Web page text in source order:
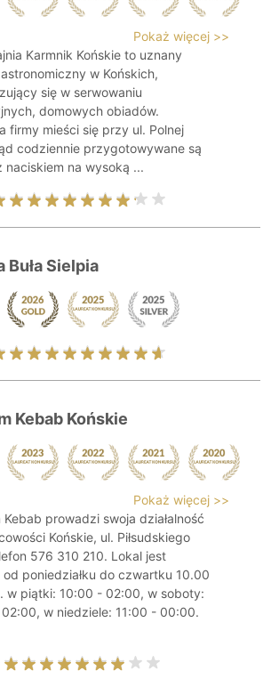
Pokaż więcej >>
Karmnik Końskie to uznany
w Końskich,
się w serwowaniu
domowych obiadów.
firmy mieści się przy ul. Polnej
codziennie przygotowywane są
naciskiem na wysoką ...
Buła Sielpia
Kebab Końskie
Pokaż więcej >>
Kebab prowadzi swoja działalność
Końskie, ul. Piłsudskiego
576 310 210. Lokal jest
poniedziałku do czwartku 10.00
w piątki: 10:00 - 02:00, w soboty:
w niedziele: 11:00 - 00:00.